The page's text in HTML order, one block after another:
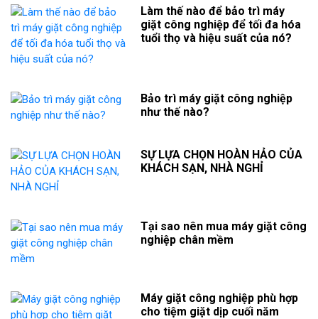
Làm thế nào để bảo trì máy
giặt công nghiệp để tối đa hóa
tuổi thọ và hiệu suất của nó?
Bảo trì máy giặt công nghiệp
như thế nào?
SỰ LỰA CHỌN HOÀN HẢO CỦA
KHÁCH SẠN, NHÀ NGHỈ
Tại sao nên mua máy giặt công
nghiệp chân mềm
Máy giặt công nghiệp phù hợp
cho tiệm giặt dịp cuối năm